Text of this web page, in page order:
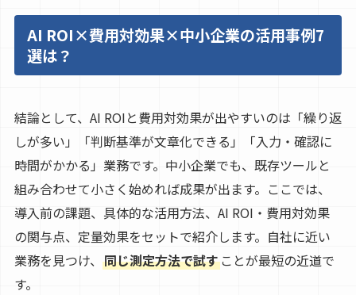
AI ROI×費用対効果×中小企業の活用事例7
選は？
結論として、AI ROIと費用対効果が出やすいのは「繰り返
しが多い」「判断基準が文章化できる」「入力・確認に
時間がかかる」業務です。中小企業でも、既存ツールと
組み合わせて小さく始めれば成果が出ます。ここでは、
導入前の課題、具体的な活用方法、AI ROI・費用対効果
の関与点、定量効果をセットで紹介します。自社に近い
業務を見つけ、 同じ測定方法で試すことが最短の近道で
す。